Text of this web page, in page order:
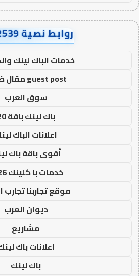
روابط نصية AA32539
خدمات الباك لينك
guest post مقال ضيف
سوق العرب
باك لينك باقة 20
اعلانات الباك
أقوى باقة باك
خدمات با كلينك 2026
موقع تجاربنا تجارب
ديوان العرب
مشاريع
اعلانات باك
باك لينك